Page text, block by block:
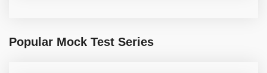
Popular Mock Test Series